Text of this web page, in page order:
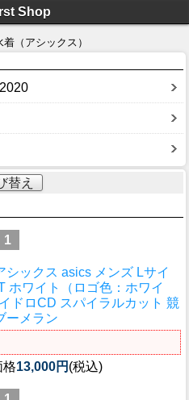
Shop
（アシックス）
替え
1
シックス asics メンズ Lサイ
ホワイト（ロゴ色：ホワイ
ドロCD スパイラルカット 競
ーメラン
格13,000円 (税込)